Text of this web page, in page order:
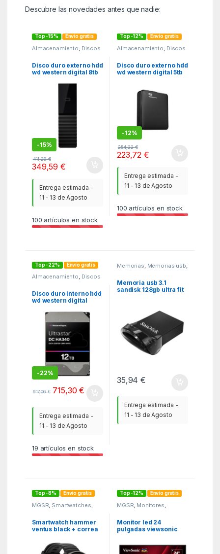
Descubre las novedades antes que nadie:
Top -15% Envío gratis
Almacenamiento Discos
MGSR
Disco duro externo hdd
wd western digital 8tb
-15%
411,28€
349,59€
Entrega estimada -
11 - 13 de Agosto
100 artículos en stock
Top -12% Envío gratis
Almacenamiento Discos
MGSR
Disco duro externo hdd
wd western digital 5tb
-12%
254,22€
223,72€
Entrega estimada -
11 - 13 de Agosto
100 artículos en stock
Top -22% Envío gratis
Almacenamiento, Discos
Disco duro interno hdd
wd western digital
3.5 pulgadas sata 6gb –
s 7200rpm 512mb
-22%
917,06€ 715,30€
Entrega estimada -
11 - 13 de Agosto
19 artículos en stock
Memorias, Memorias usb,
Memoria usb 3.1
sandisk 128gb ultra fit
35,94€
Entrega estimada -
11 - 13 de Agosto
Top -8% Envío gratis
MGSR Smartwatches
Telefonía
Smartwatch hammer
ventus black + correa
Top -12% Envío gratis
MGSR Monitores
Monitores y tv
Monitor led 24
pulgadas viewsonic
100hz – 5ms – vesa